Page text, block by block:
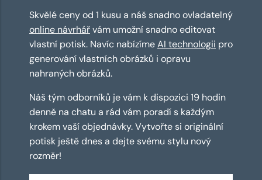
Skvělé ceny od 1 kusu a náš snadno ovladatelný
online návrhářvám umožní snadno editovat
vlastní potisk. Navíc nabízímeAI technologii pro
generování vlastních obrázků i opravu
nahraných obrázků.
Náš tým odborníků je vám k dispozici 19 hodin
denně na chatu a rád vám poradí s každým
krokem vaší objednávky. Vytvořte si originální
potisk ještě dnes a dejte svému stylu nový
rozměr!